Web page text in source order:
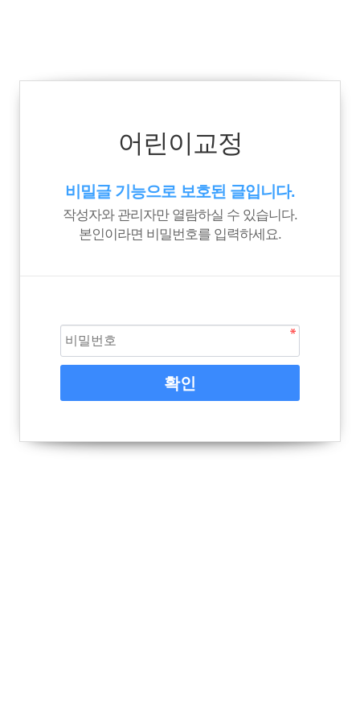
어린이교정
비밀글 기능으로 보호된 글입니다.
작성자와 관리자만 열람하실 수 있습니다.
본인이라면 비밀번호를 입력하세요.